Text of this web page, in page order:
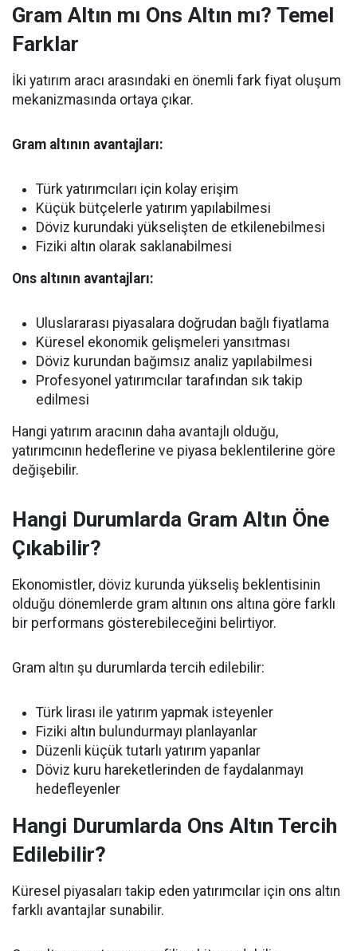
Gram Altın mı Ons Altın mı? Temel
Farklar
İki yatırım aracı arasındaki en önemli fark fiyat oluşum
mekanizmasında ortaya çıkar.
Gram altının avantajları:
Türk yatırımcıları için kolay erişim
Küçük bütçelerle yatırım yapılabilmesi
Döviz kurundaki yükselişten de etkilenebilmesi
Fiziki altın olarak saklanabilmesi
Ons altının avantajları:
Uluslararası piyasalara doğrudan bağlı fiyatlama
Küresel ekonomik gelişmeleri yansıtması
Döviz kurundan bağımsız analiz yapılabilmesi
Profesyonel yatırımcılar tarafından sık takip
edilmesi
Hangi yatırım aracının daha avantajlı olduğu,
yatırımcının hedeflerine ve piyasa beklentilerine göre
değişebilir.
Hangi Durumlarda Gram Altın Öne
Çıkabilir?
Ekonomistler, döviz kurunda yükseliş beklentisinin
olduğu dönemlerde gram altının ons altına göre farklı
bir performans gösterebileceğini belirtiyor.
Gram altın şu durumlarda tercih edilebilir:
Türk lirası ile yatırım yapmak isteyenler
Fiziki altın bulundurmayı planlayanlar
Düzenli küçük tutarlı yatırım yapanlar
Döviz kuru hareketlerinden de faydalanmayı
hedefleyenler
Hangi Durumlarda Ons Altın Tercih
Edilebilir?
Küresel piyasaları takip eden yatırımcılar için ons altın
farklı avantajlar sunabilir.